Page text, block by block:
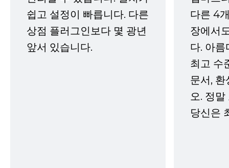
쉽고 설정이 빠릅니다. 다른
상점 플러그인보다 몇 광년
앞서 있습니다.
다른 4
장에서
다. 아름
최고 수
문서,
오. 정
당신은